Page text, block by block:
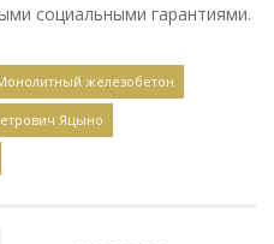
социальными гарантиями.
железобетон
Яцыно